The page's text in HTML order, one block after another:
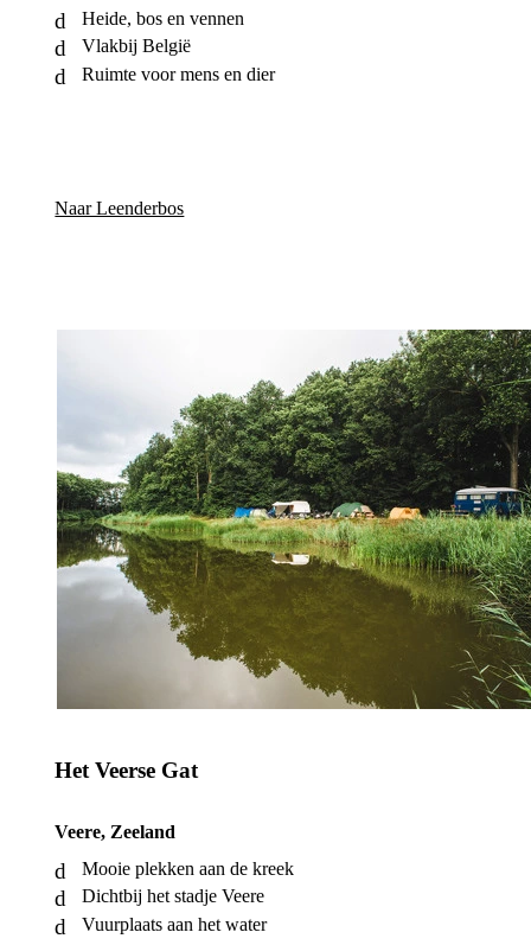
Heide, bos en vennen
Vlakbij België
Ruimte voor mens en dier
Naar Leenderbos
Het Veerse Gat
Veere, Zeeland
Mooie plekken aan de kreek
Dichtbij het stadje Veere
Vuurplaats aan het water